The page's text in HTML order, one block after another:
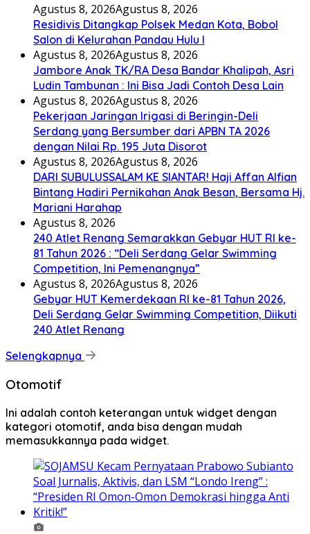
Agustus 8, 2026Agustus 8, 2026
Residivis Ditangkap Polsek Medan Kota, Bobol
Salon di Kelurahan Pandau Hulu I
Agustus 8, 2026Agustus 8, 2026
Jambore Anak TK/RA Desa Bandar Khalipah, Asri
Ludin Tambunan : Ini Bisa Jadi Contoh Desa Lain
Agustus 8, 2026Agustus 8, 2026
Pekerjaan Jaringan Irigasi di Beringin-Deli
Serdang yang Bersumber dari APBN TA 2026
dengan Nilai Rp. 195 Juta Disorot
Agustus 8, 2026Agustus 8, 2026
DARI SUBULUSSALAM KE SIANTAR! Haji Affan Alfian
Bintang Hadiri Pernikahan Anak Besan, Bersama Hj.
Mariani Harahap
Agustus 8, 2026
240 Atlet Renang Semarakkan Gebyar HUT RI ke-
81 Tahun 2026 : “Deli Serdang Gelar Swimming
Competition, Ini Pemenangnya”
Agustus 8, 2026Agustus 8, 2026
Gebyar HUT Kemerdekaan RI ke-81 Tahun 2026,
Deli Serdang Gelar Swimming Competition, Diikuti
240 Atlet Renang
Selengkapnya
Otomotif
Ini adalah contoh keterangan untuk widget dengan
kategori otomotif, anda bisa dengan mudah
memasukkannya pada widget.